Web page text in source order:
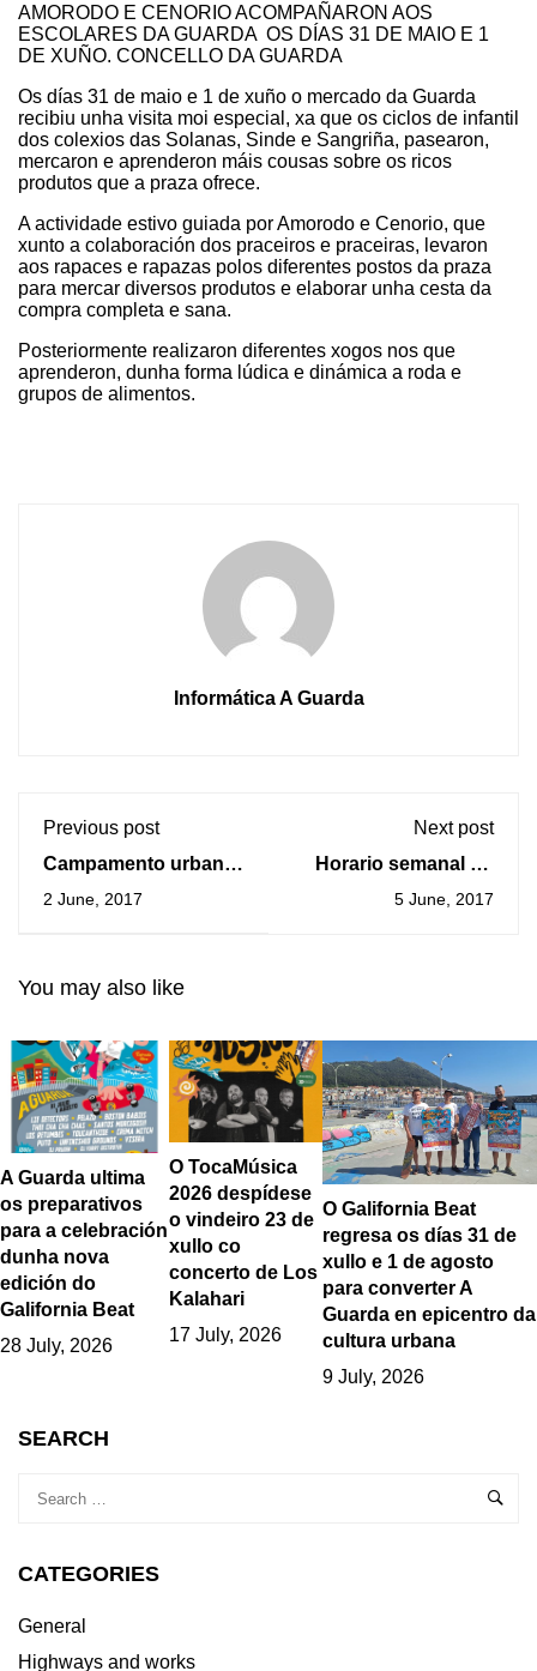
AMORODO E CENORIO ACOMPAÑARON AOS
ESCOLARES DA GUARDA OS DÍAS 31 DE MAIO E 1
DE XUÑO. CONCELLO DA GUARDA
Os días 31 de maio e 1 de xuño o mercado da Guarda
recibiu unha visita moi especial, xa que os ciclos de infantil
dos colexios das Solanas, Sinde e Sangriña, pasearon,
mercaron e aprenderon máis cousas sobre os ricos
produtos que a praza ofrece.
A actividade estivo guiada por Amorodo e Cenorio, que
xunto a colaboración dos praceiros e praceiras, levaron
aos rapaces e rapazas polos diferentes postos da praza
para mercar diversos produtos e elaborar unha cesta da
compra completa e sana.
Posteriormente realizaron diferentes xogos nos que
aprenderon, dunha forma lúdica e dinámica a roda e
grupos de alimentos.
Informática A Guarda
Previous post
Campamento urbano
2017
2 June, 2017
Next post
Horario semanal do
ferry A Guarda –
5 June, 2017
You may also like
A Guarda ultima
os preparativos
para a celebración
dunha nova
edición do
Galifornia Beat
28 July, 2026
O TocaMúsica
2026 despídese
o vindeiro 23 de
xullo co
concerto de Los
Kalahari
17 July, 2026
O Galifornia Beat
regresa os días 31 de
xullo e 1 de agosto
para converter A
Guarda en epicentro da
cultura urbana
9 July, 2026
SEARCH
CATEGORIES
General
Highways and works